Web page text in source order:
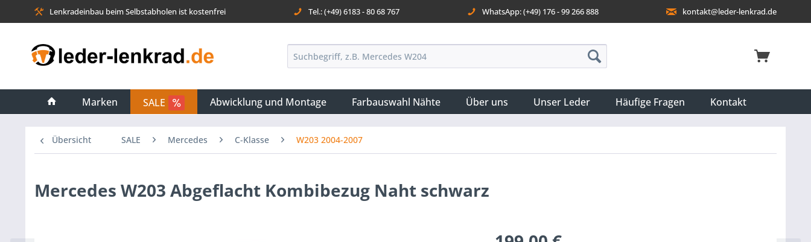
Lenkradeinbau beim Selbstabholen ist kostenfrei Tel.: (+49) 6183 - 80 68 767 WhatsApp: (+49) 176 - 99 266 888 kontakt@leder-lenkrad.de
Marken SALE Abwicklung und Montage Farbauswahl Nähte Über uns Unser Leder Häufige Fragen Kontakt
Übersicht SALE Mercedes C-Klasse W203 2004-2007
Mercedes W203 Abgeflacht Kombibezug Naht schwarz